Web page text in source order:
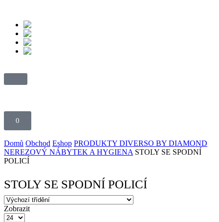
0
Domů Obchod Eshop PRODUKTY DIVERSO BY DIAMOND
NEREZOVÝ NÁBYTEK A HYGIENA STOLY SE SPODNÍ
POLICÍ
STOLY SE SPODNÍ POLICÍ
Zobrazit